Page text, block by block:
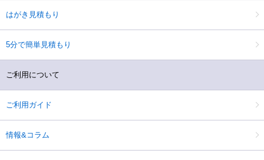
はがき見積もり
5分で簡単見積もり
ご利用について
ご利用ガイド
情報&コラム